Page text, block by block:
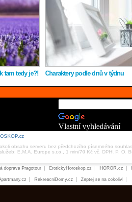
tam tedy je?! Charaktery podle dnů v týdnu
Vlastní vyhledávání
obsahu serveru bez předchozího písemného
E.M.A. Europe s.r.o., 1 min/70 Kč vč. DPH, P. O.
doprava Pragotour ErotickyHoroskop.cz HOROR.cz
RekreacniDomy.cz Zeptej se na cokoliv!